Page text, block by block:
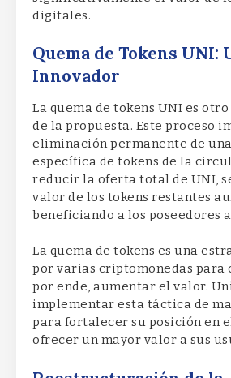
digitales.
Quema de Tokens UNI:
Innovador
La quema de tokens UNI es
de la propuesta. Este proceso
eliminación permanente de
específica de tokens de la
reducir la oferta total de UNI,
valor de los tokens restantes
beneficiando a los poseedores
La quema de tokens es una
por varias criptomonedas para
por ende, aumentar el valor.
implementar esta táctica de
para fortalecer su posición en
ofrecer un mayor valor a sus